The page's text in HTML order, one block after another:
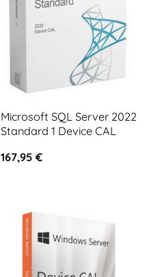
Microsoft SQL Server 2022
Standard 1 Device CAL
167,95 €